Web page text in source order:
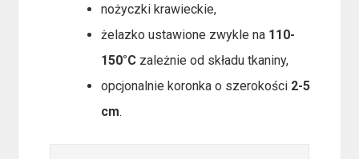
nożyczki krawieckie,
żelazko ustawione zwykle na 110-
150°C zależnie od składu tkaniny,
opcjonalnie koronka o szerokości 2-5
cm.